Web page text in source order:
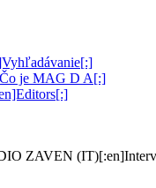
je MAG D A[:]
ZAVEN